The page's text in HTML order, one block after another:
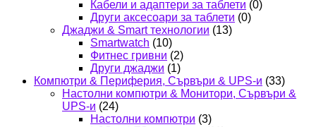
Кабели и адаптери за таблети (0)
Други аксесоари за таблети (0)
Джаджи & Smart технологии (13)
Smartwatch (10)
Фитнес гривни (2)
Други джаджи (1)
Компютри & Периферия, Сървъри & UPS-и (33)
Настолни компютри & Монитори, Сървъри &
UPS-и (24)
Настолни компютри (3)